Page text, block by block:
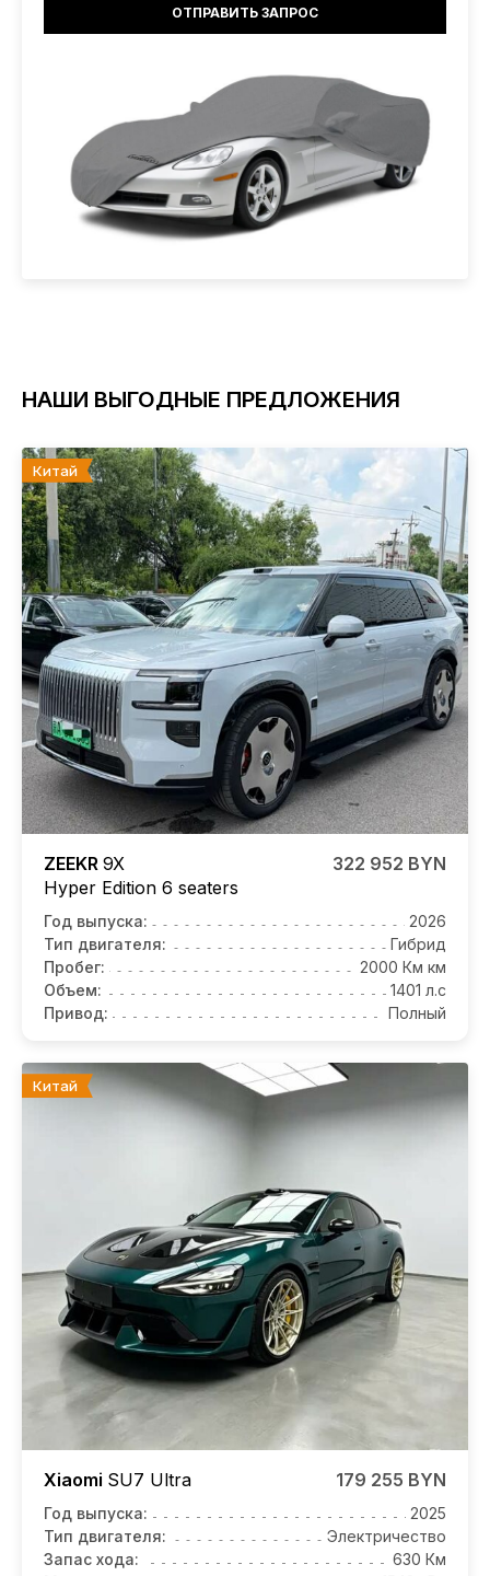
НАШИ ВЫГОДНЫЕ ПРЕДЛОЖЕНИЯ
Китай
ZEEKR 9X
Hyper Edition 6 seaters
322 952 BYN
Год выпуска:
2026
Тип двигателя:
Гибрид
Пробег:
2000 Км км
Объем:
1401 л.с
Привод:
Полный
Китай
Xiaomi SU7 Ultra 179 255 BYN
Год выпуска:
2025
Тип двигателя:
Электричество
Запас хода:
630 Км